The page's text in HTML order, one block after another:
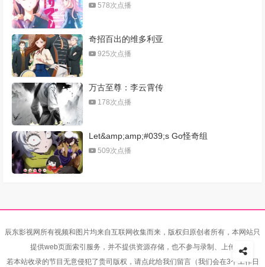
578次点播
奇招百出的维多利亚
925次点播
万古至尊：李云霄传
178次点播
Let&amp;amp;#039;s Go怪奇组
509次点播
辰东影视网所有视频和图片均来自互联网收集而来，版权归原创者所有，本网站只
提供web页面索引服务，并不提供资源存储，也不参与录制、上传
若本站收录的节目无意侵犯了贵司版权，请点此给我们留言（我们会在3个工作日